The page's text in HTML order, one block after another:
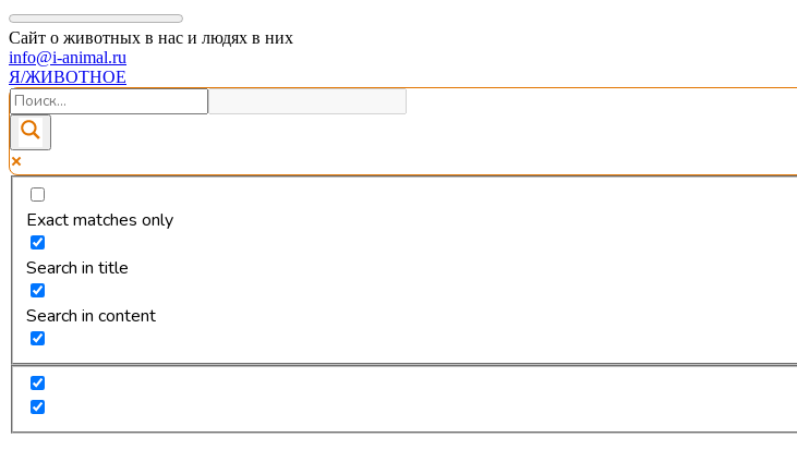
Сайт о животных в нас и людях в них
info@i-animal.ru
Я/ЖИВОТНОЕ
Exact matches only
Search in title
Search in content